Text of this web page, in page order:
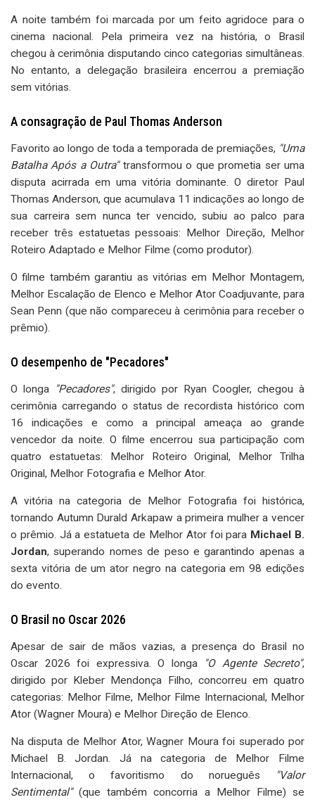
A noite também foi marcada por um feito agridoce para o
cinema nacional. Pela primeira vez na história, o Brasil
chegou à cerimônia disputando cinco categorias simultâneas.
No entanto, a delegação brasileira encerrou a premiação
sem vitórias.
A consagração de Paul Thomas Anderson
Favorito ao longo de toda a temporada de premiações, "Uma
Batalha Após a Outra"transformou o que prometia ser uma
disputa acirrada em uma vitória dominante. O diretor Paul
Thomas Anderson, que acumulava 11 indicações ao longo de
sua carreira sem nunca ter vencido, subiu ao palco para
receber três estatuetas pessoais: Melhor Direção, Melhor
Roteiro Adaptado e Melhor Filme (como produtor).
O filme também garantiu as vitórias em Melhor Montagem,
Melhor Escalação de Elenco e Melhor Ator Coadjuvante, para
Sean Penn (que não compareceu à cerimônia para receber o
prêmio).
O desempenho de "Pecadores"
O longa "Pecadores", dirigido por Ryan Coogler, chegou à
cerimônia carregando o status de recordista histórico com
16 indicações e como a principal ameaça ao grande
vencedor da noite. O filme encerrou sua participação com
quatro estatuetas: Melhor Roteiro Original, Melhor Trilha
Original, Melhor Fotografia e Melhor Ator.
A vitória na categoria de Melhor Fotografia foi histórica,
tornando Autumn Durald Arkapaw a primeira mulher a vencer
o prêmio. Já a estatueta de Melhor Ator foi para Michael B.
Jordan, superando nomes de peso e garantindo apenas a
sexta vitória de um ator negro na categoria em 98 edições
do evento.
O Brasil no Oscar 2026
Apesar de sair de mãos vazias, a presença do Brasil no
Oscar 2026 foi expressiva. O longa
"O Agente Secreto",
dirigido por Kleber Mendonça Filho, concorreu em quatro
categorias: Melhor Filme, Melhor Filme Internacional, Melhor
Ator (Wagner Moura) e Melhor Direção de Elenco.
Na disputa de Melhor Ator, Wagner Moura foi superado por
Michael B. Jordan. Já na categoria de Melhor Filme
Internacional, o favoritismo do norueguês
"Valor
Sentimental"(que também concorria a Melhor Filme) se